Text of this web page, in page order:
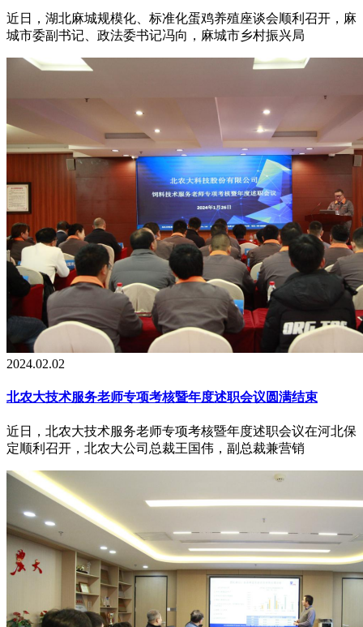
近日，湖北麻城规模化、标准化蛋鸡养殖座谈会顺利召开，麻
城市委副书记、政法委书记冯向，麻城市乡村振兴局
2024.02.02
北农大技术服务老师专项考核暨年度述职会议圆满结束
近日，北农大技术服务老师专项考核暨年度述职会议在河北保
定顺利召开，北农大公司总裁王国伟，副总裁兼营销